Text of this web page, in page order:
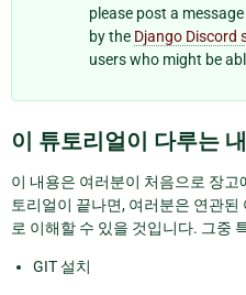
please post a
by the Django Discord
users who might be
이 튜토리얼이 다루는
이 내용은 여러분이 처음으로 장
토리얼이 끝나면, 여러분은 연관
로 이해할 수 있을 것입니다. 그중
GIT 설치